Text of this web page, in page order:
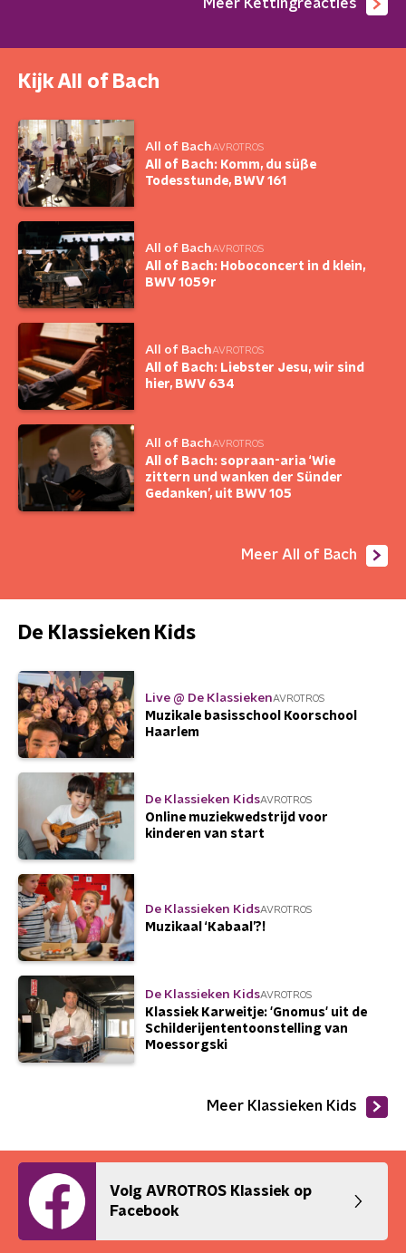
Meer Kettingreacties
Kijk All of Bach
All of BachAVROTROS
All of Bach: Komm, du süße
Todesstunde, BWV 161
All of BachAVROTROS
All of Bach: Hoboconcert in d klein,
BWV 1059r
All of BachAVROTROS
All of Bach: Liebster Jesu, wir sind
hier, BWV 634
All of BachAVROTROS
All of Bach: sopraan-aria ‘Wie
zittern und wanken der Sünder
Gedanken’, uit BWV 105
Meer All of Bach
De Klassieken Kids
Live @ De KlassiekenAVROTROS
Muzikale basisschool Koorschool
Haarlem
De Klassieken KidsAVROTROS
Online muziekwedstrijd voor
kinderen van start
De Klassieken KidsAVROTROS
Muzikaal ‘Kabaal’?!
De Klassieken KidsAVROTROS
Klassiek Karweitje: 'Gnomus' uit de
Schilderijententoonstelling van
Moessorgski
Meer Klassieken Kids
Volg AVROTROS Klassiek op
Facebook